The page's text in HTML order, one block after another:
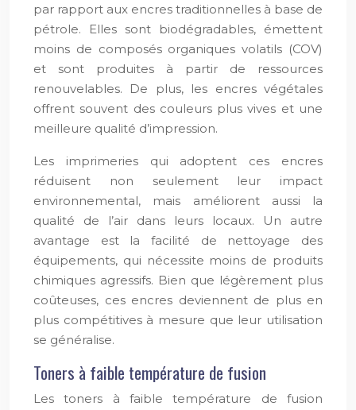
par rapport aux encres traditionnelles à base de
pétrole. Elles sont biodégradables, émettent
moins de composés organiques volatils (COV)
et sont produites à partir de ressources
renouvelables. De plus, les encres végétales
offrent souvent des couleurs plus vives et une
meilleure qualité d’impression.
Les imprimeries qui adoptent ces encres
réduisent non seulement leur impact
environnemental, mais améliorent aussi la
qualité de l’air dans leurs locaux. Un autre
avantage est la facilité de nettoyage des
équipements, qui nécessite moins de produits
chimiques agressifs. Bien que légèrement plus
coûteuses, ces encres deviennent de plus en
plus compétitives à mesure que leur utilisation
se généralise.
Toners à faible température de fusion
Les toners à faible température de fusion